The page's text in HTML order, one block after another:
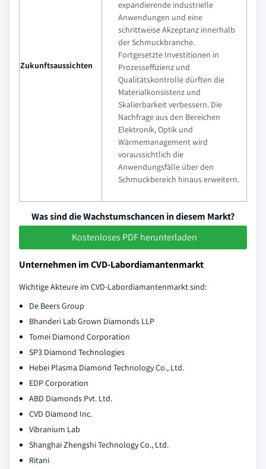
Zukunftsaussichten
expandierende industrielle
Anwendungen und eine
schrittweise Akzeptanz innerhalb
der Schmuckbranche.
Fortgesetzte Investitionen in
Prozesseffizienz und
Qualitätskontrolle dürften die
Materialkonsistenz und
Skalierbarkeit verbessern. Die
Nachfrage aus den Bereichen
Elektronik, Optik und
Wärmemanagement wird
voraussichtlich die
Anwendungsfälle über den
Schmuckbereich hinaus erweitern.
Was sind die Wachstumschancen in diesem Markt?
Kostenloses PDF herunterladen
Unternehmen im CVD-Labordiamantenmarkt
Wichtige Akteure im CVD-Labordiamantenmarkt sind:
De Beers Group
Bhanderi Lab Grown Diamonds LLP
Tomei Diamond Corporation
SP3 Diamond Technologies
Hebei Plasma Diamond Technology Co., Ltd.
EDP Corporation
ABD Diamonds Pvt. Ltd.
CVD Diamond Inc.
Vibranium Lab
Shanghai Zhengshi Technology Co., Ltd.
Ritani